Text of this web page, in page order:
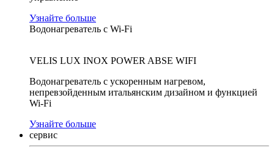
Узнайте больше
Водонагреватель с Wi-Fi
VELIS LUX INOX POWER ABSE WIFI
Водонагреватель с ускоренным нагревом,
непревзойденным итальянским дизайном и функцией
Wi-Fi
Узнайте больше
сервис